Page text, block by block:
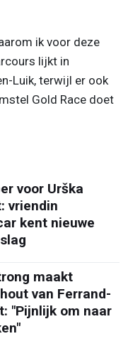
ik voor deze
lijkt in
Luik, terwijl er ook
Gold Race doet
voor Urška
vriendin
kent nieuwe
maakt
van Ferrand-
"Pijnlijk om naar